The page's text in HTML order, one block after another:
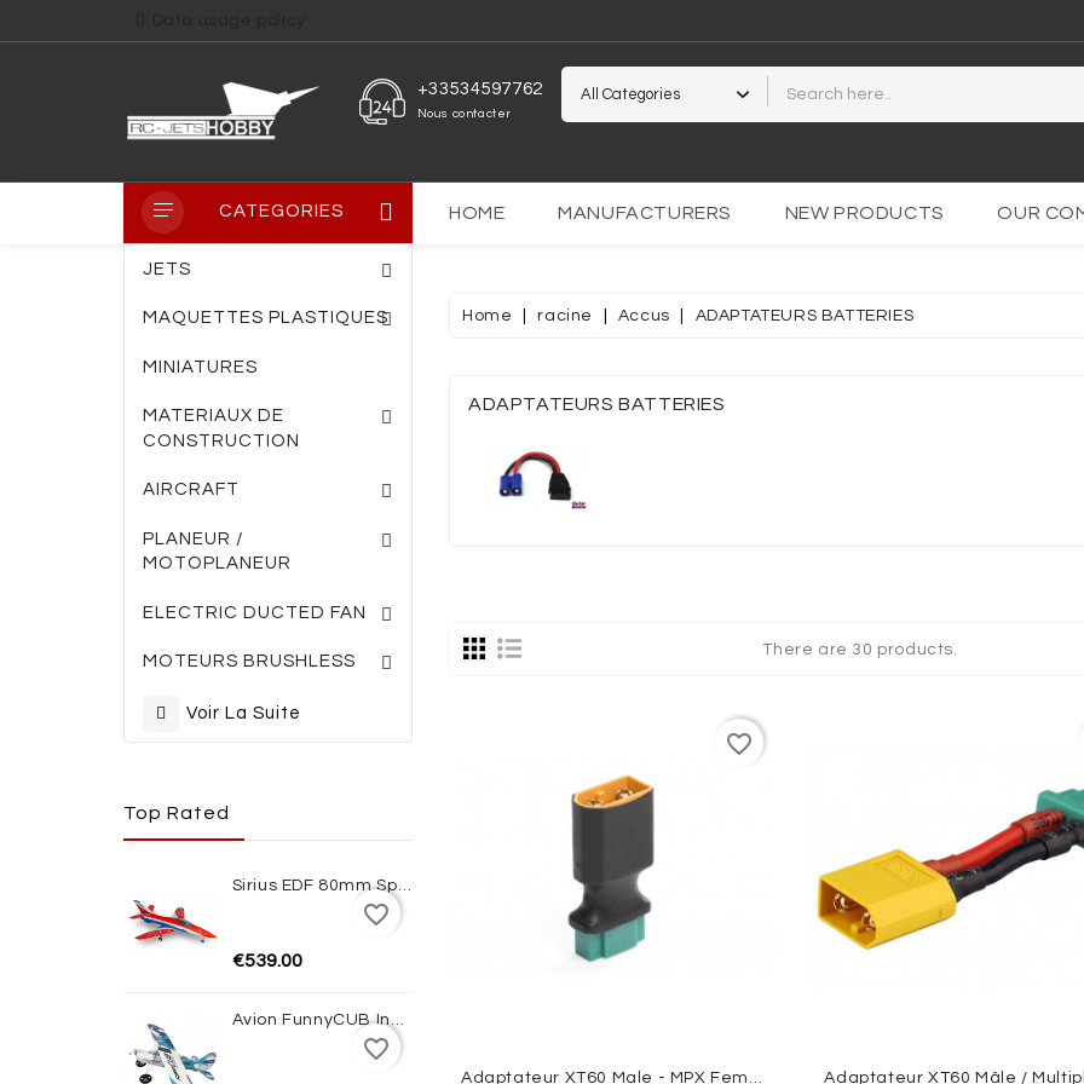
+33534597762
Nous contacter
HOME MANUFACTURERS NEW PRODUCTS OUR
CATEGORIES
JETS
MAQUETTES PLASTIQUES
MINIATURES
MATERIAUX DE
CONSTRUCTION
AIRCRAFT
PLANEUR /
MOTOPLANEUR
ELECTRIC DUCTED FAN
MOTEURS BRUSHLESS
Voir La Suite
Top Rated
€539.00
favorite_border
favorite_border
Home racine Accus ADAPTATEURS BATTERIES
ADAPTATEURS BATTERIES
There are 30 products.
favorite_border